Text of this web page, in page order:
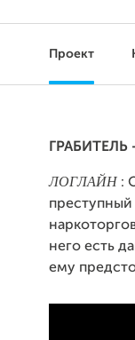
Проект
ГРАБИТЕЛЬ
ЛОГЛАЙН :
него есть
ему